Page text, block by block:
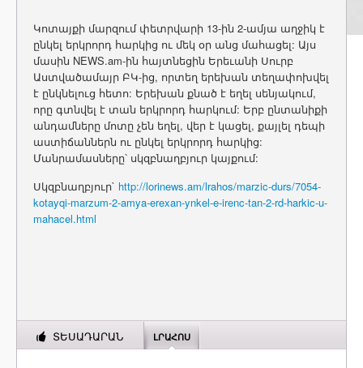
Կոտայքի մարզում փետրվարի 13-ին 2-ամյա աղջիկ է
ընկել երկրորդ հարկից ու մեկ օր անց մահացել: Այս
մասին NEWS.am-ին հայտնեցին Երեւանի Սուրբ
Աստվածամայր ԲԿ-ից, որտեղ երեխան տեղափոխվել
է ընկնելուց հետո: Երեխան քնած է եղել սենյակում,
որը գտնվել է տան երկրորդ հարկում: Երբ ընտանիքի
անդամները մոտը չեն եղել, վեր է կացել, քայլել դեպի
աստիճաններն ու ընկել երկրորդ հարկից:
Մանրամասները՝ սկզբնաղբյուր կայքում:
Սկզբնաղբյուր` http://lorinews.am/lrahos/marzic-durs/7054-
kotayqi-marzum-2-amya-erexan-ynkel-e-irenc-tan-2-rd-harkic-u-
mahacel.html
ՏԵՍԱԴԱՐԱՆ ԼՐԱՀՈՍ